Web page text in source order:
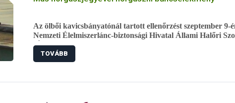
Az ölbői kavicsbányatónál tartott ellenőrzést szeptember 9-
Nemzeti Élelmiszerlánc-biztonsági Hivatal Állami Halőri
(ÁHSZ). A vizsgálat során egy horgászról kiderült, hogy
papírokkal horgászik, ezért a rendőrség okirat hamisításért
előállította.
TOVÁBB